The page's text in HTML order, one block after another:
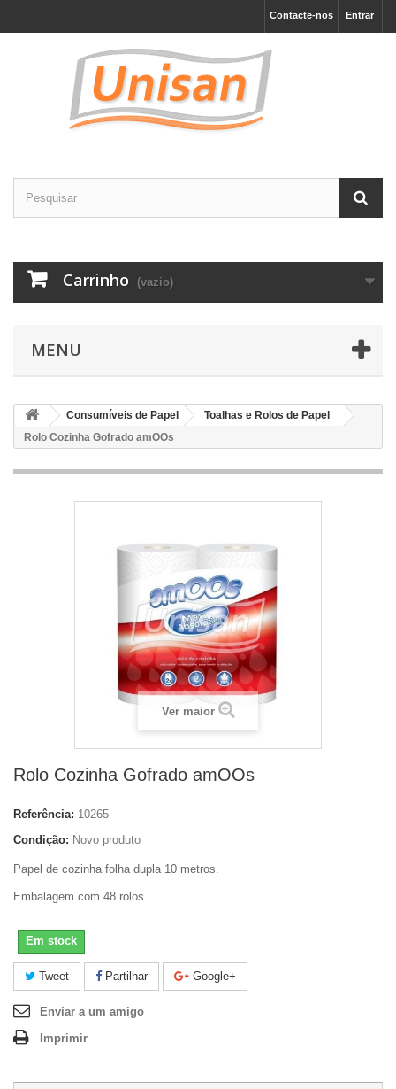
Entrar
Contacte-nos
Carrinho (vazio)
MENU
Consumíveis de Papel
Toalhas e Rolos de Papel
Rolo Cozinha Gofrado amOOs
Ver maior
Rolo Cozinha Gofrado amOOs
Referência: 10265
Condição: Novo produto
Papel de cozinha folha dupla 10 metros.
Embalagem com 48 rolos.
Em stock
Tweet Partilhar Google+
Enviar a um amigo
Imprimir